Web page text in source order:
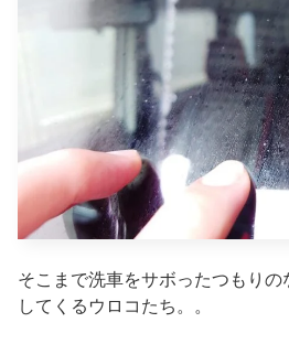
そこまで洗車をサボったつもり
してくるウロコたち。。